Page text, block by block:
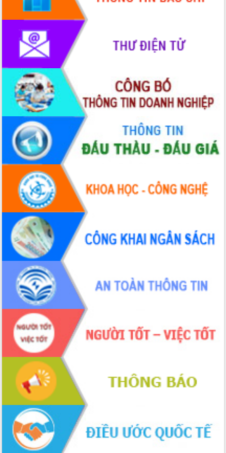
phát triển mới
Thường trực HĐND tỉnh Đắk Lắk gặp
mặt Đoàn chuyên gia y tế TP. Hồ Chí
Minh
Lễ truy điệu và an táng hài cốt liệt sĩ
tại Nghĩa trang Liệt sĩ xã Sơn Hòa
Bàn giải pháp tháo gỡ khó khăn trong
xuất khẩu sầu riêng và triển khai quy
định EUDR
Thứ trưởng Bộ Nông nghiệp và Môi
trường Nguyễn Hoàng Hiệp khảo sát
vùng trồng và doanh nghiệp đóng gói
sầu riêng tại Đắk Lắk
Trình diễn nghệ thuật chế biến các
món ăn từ sầu riêng
Đắk Lắk công bố Quy hoạch và xúc
tiến đầu tư tỉnh
Ngành cá ngừ Đắk Lắk chủ động thích
ứng để giữ vững thị trường xuất khẩu
Diễn đàn Kinh tế tư nhân Việt Nam đột
phá cơ chế - Hợp tác công tư
Đề án 06 tạo bước ngoặt đột phá trong
cải cách hành chính tỉnh Đắk Lắk
Kết nối tour, đẩy mạnh chuyển đổi số
để phát triển du lịch Đắk Lắk
Khởi động Dự án Đầu tư xây dựng hạ
tầng kỹ thuật Cụm công nghiệp Tân
Tiến
Gặp mặt các cơ quan báo chí nhân Kỷ
niệm 101 năm Ngày Báo chí Cách
mạng Việt Nam
Đắk Lắk sơ kết 4 năm triển khai thực
hiện Đề án 06 của Chính phủ
Họp báo thông tin về Hội nghị Công bố
Quy hoạch và Xúc tiến đầu tư tỉnh Đắk
Khơi thông điểm nghẽn, đẩy nhanh
giải ngân vốn khắc phục thiên tai
HĐND tỉnh thông qua điều chỉnh Quy
hoạch tỉnh thời kỳ 2021-2030